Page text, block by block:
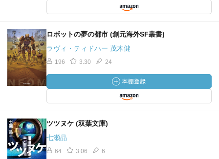
ロボットの夢の都市 (創元海外SF叢書)
ラヴィ・ティドハー 茂木健
196 3.30 24
ツツヌケ (双葉文庫)
七瀬晶
64 3.06 6